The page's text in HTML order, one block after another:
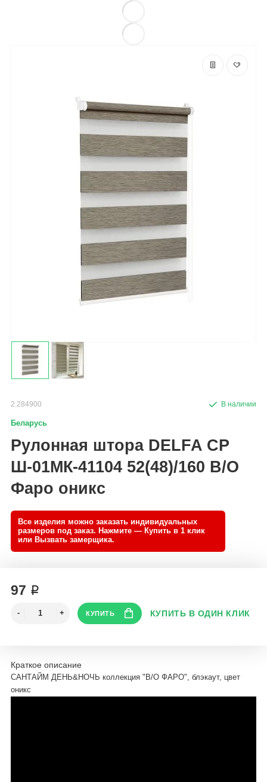
2.284900
Беларусь
Рулонная штора DELFA СР
Ш-01МК-41104 52(48)/160 В/О
Фаро оникс
97 ₽
Краткое описание
САНТАЙМ ДЕНЬ&НОЧЬ коллекция "B/O ФАРО", блэкаут, цвет
оникс